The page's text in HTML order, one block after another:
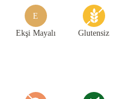
E
Ekşi Mayalı Glutensiz